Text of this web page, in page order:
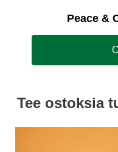
Peace &
Tee ostoksia